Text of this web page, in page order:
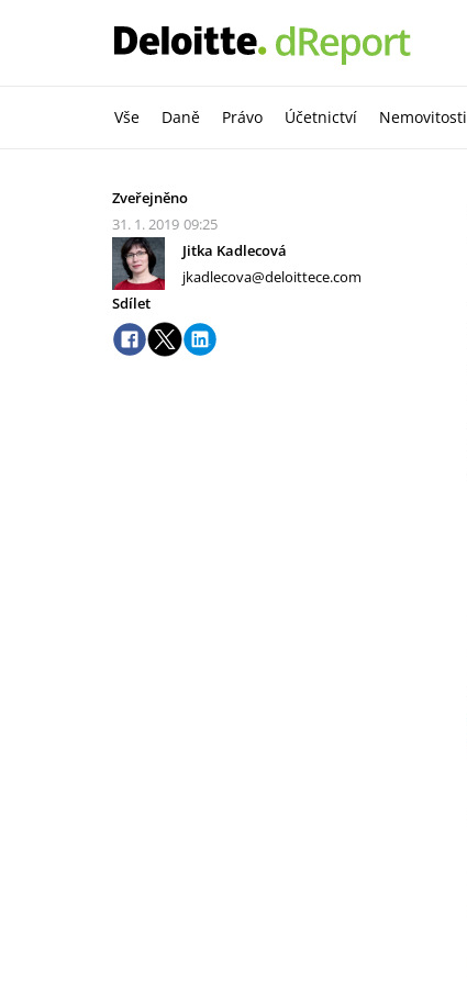
Vše Daně Právo Účetnictví Nemovitosti
Zveřejněno
31. 1. 2019 09:25
Jitka Kadlecová
jkadlecova@deloittece.com
Sdílet